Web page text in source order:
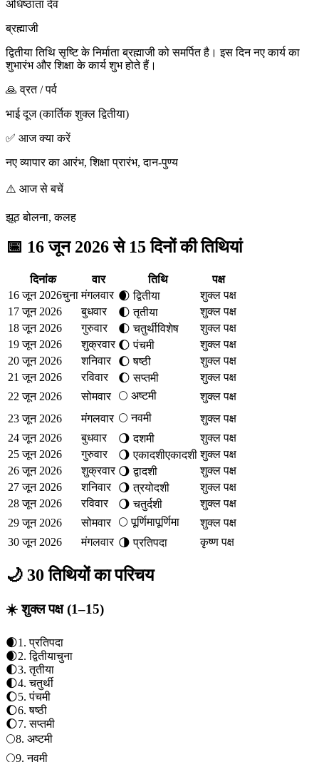
अधिष्ठाता देव
ब्रह्माजी
द्वितीया तिथि सृष्टि के निर्माता ब्रह्माजी को समर्पित है। इस दिन नए कार्य का
शुभारंभ और शिक्षा के कार्य शुभ होते हैं।
🙏 व्रत / पर्व
भाई दूज (कार्तिक शुक्ल द्वितीया)
✅ आज क्या करें
नए व्यापार का आरंभ, शिक्षा प्रारंभ, दान-पुण्य
⚠️ आज से बचें
झूठ बोलना, कलह
📅 16 जून 2026 से 15 दिनों की तिथियां
दिनांक वार तिथि
पक्ष
16 जून 2026चुना मंगलवार 🌒 द्वितीया
शुक्ल पक्ष
17 जून 2026
बुधवार 🌓 तृतीया
शुक्ल पक्ष
18 जून 2026
गुरुवार 🌓 चतुर्थीविशेष
शुक्ल पक्ष
19 जून 2026
शुक्रवार 🌔 पंचमी
शुक्ल पक्ष
20 जून 2026
शनिवार 🌔 षष्ठी
शुक्ल पक्ष
21 जून 2026
रविवार 🌔 सप्तमी
शुक्ल पक्ष
22 जून 2026
सोमवार 🌕 अष्टमी
शुक्ल पक्ष
23 जून 2026
मंगलवार 🌕 नवमी
शुक्ल पक्ष
24 जून 2026
बुधवार 🌖 दशमी
शुक्ल पक्ष
25 जून 2026
गुरुवार 🌖 एकादशीएकादशी शुक्ल पक्ष
26 जून 2026
शुक्रवार 🌖 द्वादशी
शुक्ल पक्ष
27 जून 2026
शनिवार 🌖 त्रयोदशी
शुक्ल पक्ष
28 जून 2026
रविवार 🌖 चतुर्दशी
शुक्ल पक्ष
29 जून 2026
सोमवार 🌕 पूर्णिमापूर्णिमा
शुक्ल पक्ष
30 जून 2026
मंगलवार 🌗 प्रतिपदा कृष्ण पक्ष
🌙 30 तिथियों का परिचय
☀️ शुक्ल पक्ष (1–15)
🌒1 .प्रतिपदा
🌒2.द्वितीयाचुना
🌓3.तृतीया
🌓4.चतुर्थी
🌔5.पंचमी
🌔6.षष्ठी
🌔7.सप्तमी
🌕8. अष्टमी
🌕9.नवमी